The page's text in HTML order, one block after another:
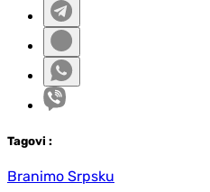
Tagovi :
Branimo Srpsku